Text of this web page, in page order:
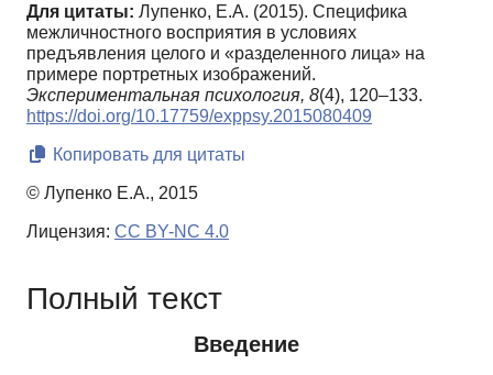
Для цитаты: Лупенко, Е.А. (2015). Специфика
межличностного восприятия в условиях
предъявления целого и «разделенного лица» на
примере портретных изображений.
Экспериментальная психология, 8(4), 120–133.
https://doi.org/10.17759/exppsy.2015080409
Копировать для цитаты
© Лупенко Е.А., 2015
Лицензия: CC BY-NC 4.0
Полный текст
Введение